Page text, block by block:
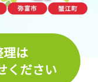
は
ください